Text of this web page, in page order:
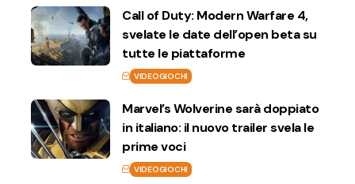
Call of Duty: Modern Warfare 4,
svelate le date dell’open beta su
tutte le piattaforme
VIDEOGIOCHI
Marvel’s Wolverine sarà doppiato
in italiano: il nuovo trailer svela le
prime voci
VIDEOGIOCHI